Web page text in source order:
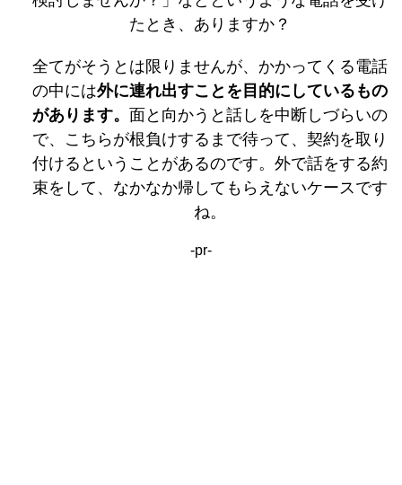
たとき、ありますか？
全てがそうとは限りませんが、かかってくる電話
の中には外に連れ出すことを目的にしているもの
があります。 面と向かうと話しを中断しづらいの
で、こちらが根負けするまで待って、契約を取り
付けるということがあるのです。外で話をする約
束をして、なかなか帰してもらえないケースです
ね。
-pr-